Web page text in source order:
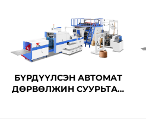
БҮРДҮҮЛСЭН АВТОМАТ
ДӨРВӨЛЖИН СУУРЬТАЙ
ХАРЬЦУУДЫГ НИЙЛЭЭД